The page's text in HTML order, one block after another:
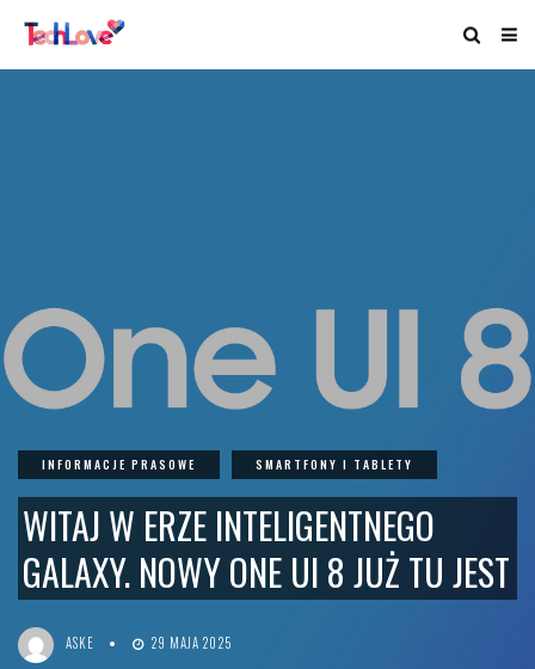
INFORMACJE PRASOWE SMARTFONY I TABLETY
WITAJ W ERZE INTELIGENTNEGO
GALAXY. NOWY ONE UI 8 JUŻ TU JEST
ASKE 29 MAJA 2025